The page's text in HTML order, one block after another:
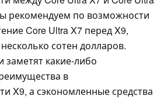
рекомендуем по возможности
Core Ultra X7 перед X9,
сотен долларов.
заметят какие-либо
в
X9, а сэкономленные средства